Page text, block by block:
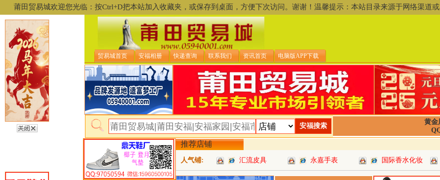
莆田贸易城欢迎您光临：按Ctrl+D把本站加入收藏夹，或保存到桌面，方便下次访问。谢谢！温馨提示：本站目录来源于网络渠道
贸易城首页 安福相册 快递查询 联系我们 资讯首页 电脑版APP下载
黄金
推荐店铺
人气铺: 汇流皮具 永嘉手表 国际香水化妆